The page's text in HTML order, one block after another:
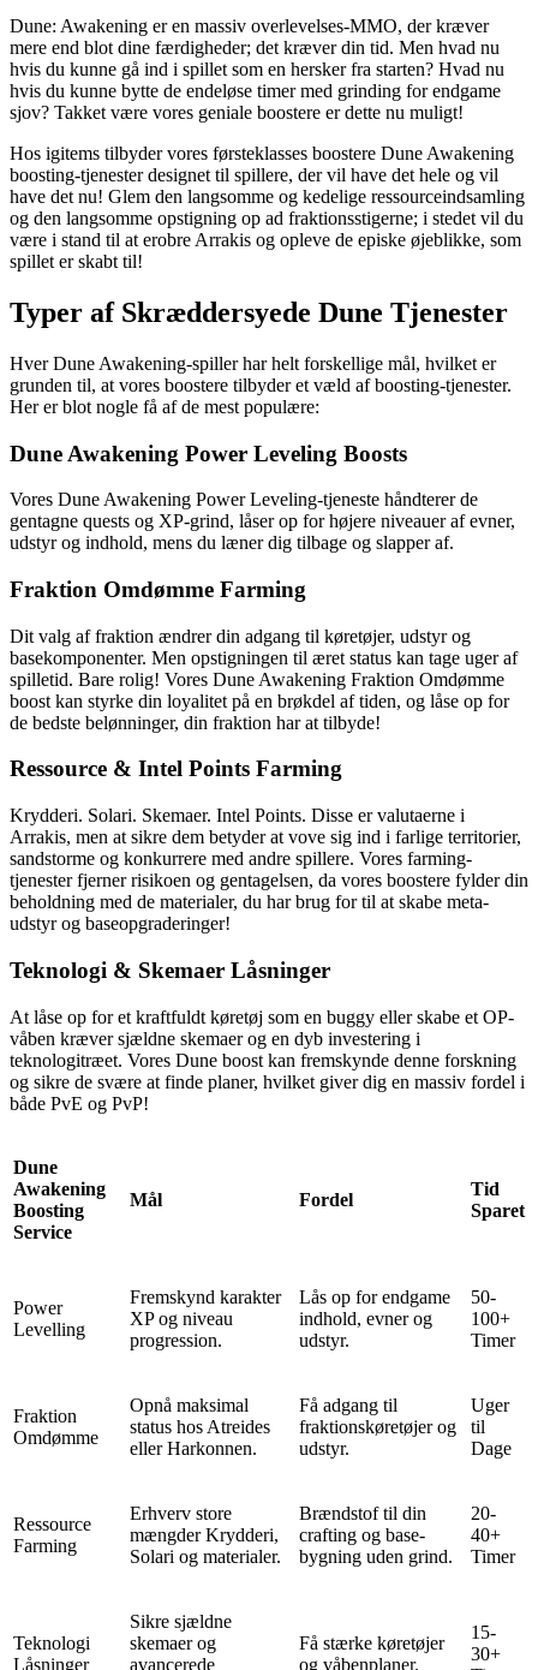
Dune: Awakening er en massiv overlevelses-MMO, der kræver
mere end blot dine færdigheder; det kræver din tid. Men hvad nu
hvis du kunne gå ind i spillet som en hersker fra starten? Hvad nu
hvis du kunne bytte de endeløse timer med grinding for endgame
sjov? Takket være vores geniale boostere er dette nu muligt!
Hos igitems tilbyder vores førsteklasses boostere Dune Awakening
boosting-tjenester designet til spillere, der vil have det hele og vil
have det nu! Glem den langsomme og kedelige ressourceindsamling
og den langsomme opstigning op ad fraktionsstigerne; i stedet vil du
være i stand til at erobre Arrakis og opleve de episke øjeblikke, som
spillet er skabt til!
Typer af Skræddersyede Dune Tjenester
Hver Dune Awakening-spiller har helt forskellige mål, hvilket er
grunden til, at vores boostere tilbyder et væld af boosting-tjenester.
Her er blot nogle få af de mest populære:
Dune Awakening Power Leveling Boosts
Vores Dune Awakening Power Leveling-tjeneste håndterer de
gentagne quests og XP-grind, låser op for højere niveauer af evner,
udstyr og indhold, mens du læner dig tilbage og slapper af.
Fraktion Omdømme Farming
Dit valg af fraktion ændrer din adgang til køretøjer, udstyr og
basekomponenter. Men opstigningen til æret status kan tage uger af
spilletid. Bare rolig! Vores Dune Awakening Fraktion Omdømme
boost kan styrke din loyalitet på en brøkdel af tiden, og låse op for
de bedste belønninger, din fraktion har at tilbyde!
Ressource & Intel Points Farming
Krydderi. Solari. Skemaer. Intel Points. Disse er valutaerne i
Arrakis, men at sikre dem betyder at vove sig ind i farlige territorier,
sandstorme og konkurrere med andre spillere. Vores farming-
tjenester fjerner risikoen og gentagelsen, da vores boostere fylder din
beholdning med de materialer, du har brug for til at skabe meta-
udstyr og baseopgraderinger!
Teknologi & Skemaer Låsninger
At låse op for et kraftfuldt køretøj som en buggy eller skabe et OP-
våben kræver sjældne skemaer og en dyb investering i
teknologitræet. Vores Dune boost kan fremskynde denne forskning
og sikre de svære at finde planer, hvilket giver dig en massiv fordel i
både PvE og PvP!
Dune
Awakening
Boosting
Service
Mål Fordel
Tid
Sparet
Power
Levelling
Fremskynd karakter
XP og niveau
progression.
Lås op for endgame
indhold, evner og
udstyr.
50-
100+
Timer
Fraktion
Omdømme
Opnå maksimal
status hos Atreides
eller Harkonnen.
Få adgang til
fraktionskøretøjer og
udstyr.
Uger
til
Dage
Ressource
Farming
Erhverv store
mængder Krydderi,
Solari og materialer.
Brændstof til din
crafting og base-
bygning uden grind.
20-
40+
Timer
Teknologi
Låsninger
Sikre sjældne
skemaer og
avancerede
Få stærke køretøjer
og våbenplaner.
15-
30+